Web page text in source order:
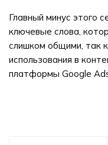
Главный минус этого
ключевые слова,
слишком общими, так
использования в
платформы Google